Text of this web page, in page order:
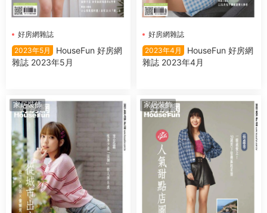
好房網雜誌
2023年5月
HouseFun 好房網
雜誌 2023年5月
好房網雜誌
2023年4月
HouseFun 好房網
雜誌 2023年4月
家居裝飾 家居裝飾